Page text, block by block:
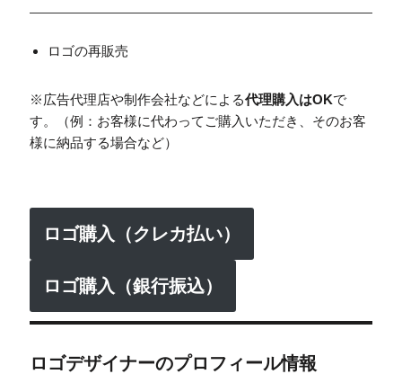
ロゴの再販売
※広告代理店や制作会社などによる代理購入はOKで
す。（例：お客様に代わってご購入いただき、そのお客
様に納品する場合など）
ロゴ購入（クレカ払い）
ロゴ購入（銀行振込）
ロゴデザイナーのプロフィール情報